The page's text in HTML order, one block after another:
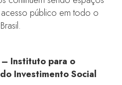
público em todo o
Brasil.
– Instituto para o
Investimento Social